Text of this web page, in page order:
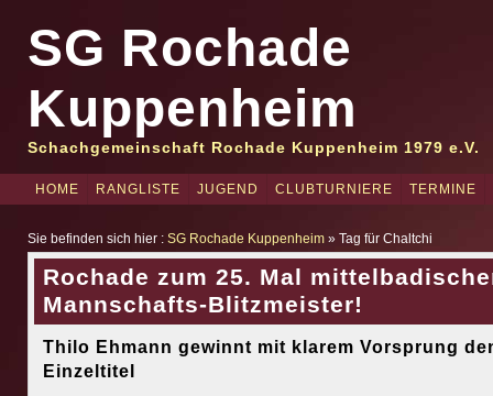
SG Rochade
Kuppenheim
Schachgemeinschaft Rochade Kuppenheim 1979 e.V.
HOME RANGLISTE JUGEND CLUBTURNIERE TERMINE
Sie befinden sich hier : SG Rochade Kuppenheim» Tag für Chaltchi
Rochade zum 25. Mal
Mannschafts-Blitzmeister!
Thilo Ehmann gewinnt mit klarem Vorsprung
Einzeltitel